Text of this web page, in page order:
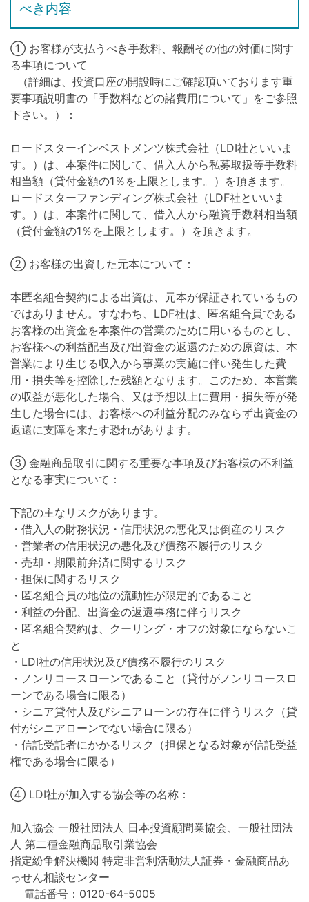
べき内容
① お客様が支払うべき手数料、報酬その他の対価に関す
る事項について
（詳細は、投資口座の開設時にご確認頂いております重
要事項説明書の「手数料などの諸費用について」をご参照
下さい。）：
ロードスターインベストメンツ株式会社（LDI社といいま
す。）は、本案件に関して、借入人から私募取扱等手数料
相当額（貸付金額の1％を上限とします。）を頂きます。
ロードスターファンディング株式会社（LDF社といいま
す。）は、本案件に関して、借入人から融資手数料相当額
（貸付金額の1％を上限とします。）を頂きます。
② お客様の出資した元本について：
本匿名組合契約による出資は、元本が保証されているもの
ではありません。すなわち、LDF社は、匿名組合員である
お客様の出資金を本案件の営業のために用いるものとし、
お客様への利益配当及び出資金の返還のための原資は、本
営業により生じる収入から事業の実施に伴い発生した費
用・損失等を控除した残額となります。このため、本営業
の収益が悪化した場合、又は予想以上に費用・損失等が発
生した場合には、お客様への利益分配のみならず出資金の
返還に支障を来たす恐れがあります。
③ 金融商品取引に関する重要な事項及びお客様の不利益
となる事実について：
下記の主なリスクがあります。
・借入人の財務状況・信用状況の悪化又は倒産のリスク
・営業者の信用状況の悪化及び債務不履行のリスク
・売却・期限前弁済に関するリスク
・担保に関するリスク
・匿名組合員の地位の流動性が限定的であること
・利益の分配、出資金の返還事務に伴うリスク
・匿名組合契約は、クーリング・オフの対象にならないこ
と
・LDI社の信用状況及び債務不履行のリスク
・ノンリコースローンであること（貸付がノンリコースロ
ーンである場合に限る）
・シニア貸付人及びシニアローンの存在に伴うリスク（貸
付がシニアローンでない場合に限る）
・信託受託者にかかるリスク（担保となる対象が信託受益
権である場合に限る）
④ LDI社が加入する協会等の名称：
加入協会 一般社団法人 日本投資顧問業協会、一般社団法
人 第二種金融商品取引業協会
指定紛争解決機関 特定非営利活動法人証券・金融商品あ
っせん相談センター
電話番号：0120-64-5005